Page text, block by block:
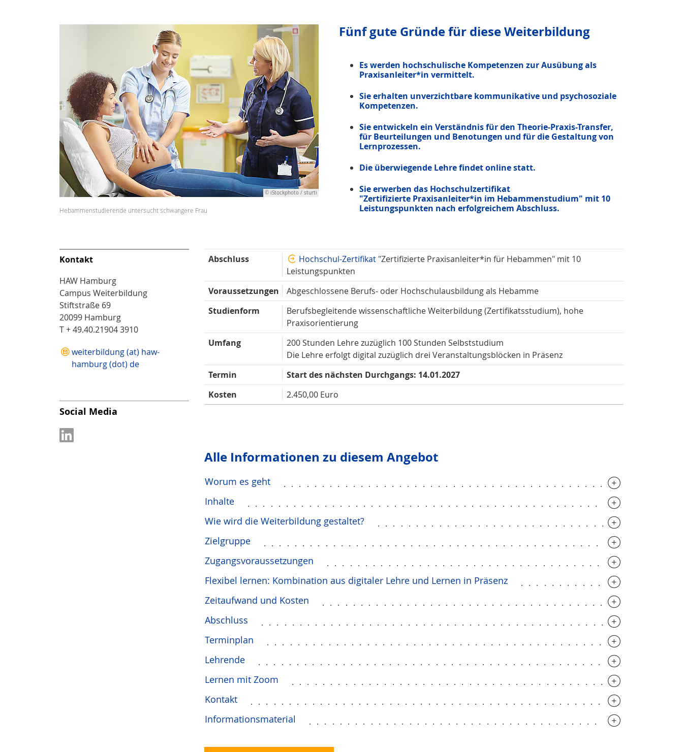
© iStockphoto / sturti
Hebammenstudierende untersucht schwangere Frau
Fünf gute Gründe für diese Weiter­bildung
Es werden hochschulische Kompetenzen zur Ausübung als
Praxisanleiter*in vermittelt.
Sie erhalten unverzichtbare kommunikative und psychosoziale
Kompetenzen.
Sie entwickeln ein Verständnis für den Theorie-Praxis-Transfer,
für Beurteilungen und Benotungen und für die Gestaltung von
Lernprozessen.
Die überwiegende Lehre findet online statt.
Sie erwerben das Hochschulzertifikat
"Zertifizierte Praxisanleiter*in im Hebammenstudium" mit 10
Leistungspunkten nach erfolgreichem Abschluss.
Kontakt
HAW Hamburg
Campus Weiterbildung
Stiftstraße 69
20099 Hamburg
T + 49.40.21904 3910
weiterbildung (at) haw-
hamburg (dot) de
Social Media
Abschluss Hochschul-Zertifikat"Zertifizierte Praxisanleiter*in für Hebammen" mit 10
Leistungspunkten
Voraussetzungen
Abgeschlossene Berufs- oder Hochschulausbildung als Hebamme
Studienform
Berufsbegleitende wissenschaftliche Weiterbildung (Zertifikatsstudium), hohe
Praxisorientierung
Umfang
200 Stunden Lehre zuzüglich 100 Stunden Selbststudium
Die Lehre erfolgt digital zuzüglich drei Veranstaltungsblöcken in Präsenz
Termin
Start des nächsten Durchgangs: 14.01.2027
Kosten
2.450,00 Euro
Alle Infor­mationen zu diesem Angebot
Worum es geht
Inhalte
Wie wird die Weiterbildung gestaltet?
Zielgruppe
Zugangsvoraussetzungen
Flexibel lernen: Kombination aus digitaler Lehre und Lernen in Präsenz
Zeitaufwand und Kosten
Abschluss
Terminplan
Lehrende
Lernen mit Zoom
Kontakt
Informationsmaterial